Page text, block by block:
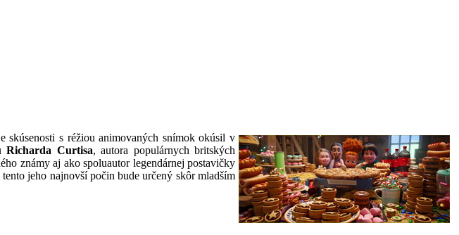
skúsenosti s réžiou animovaných snímok okúsil v
Richarda Curtisa, autora populárnych britských
známy aj ako spoluautor legendárnej postavičky
jeho najnovší počin bude určený skôr mladším